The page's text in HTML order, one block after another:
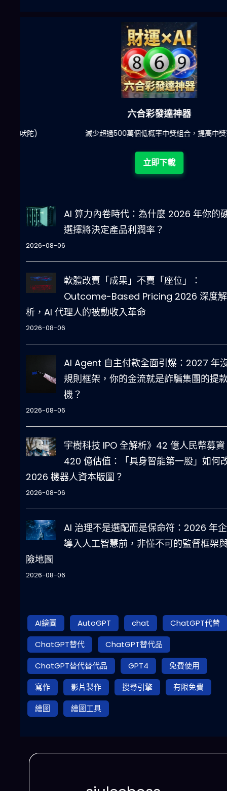
六合彩發達神器
減少超過500萬個低概率中獎組合，提高中獎率
立即下載
AI 算力內卷時代：為什麼 2026 年你的
選擇將決定產品利潤率？
2026-08-06
軟體改賣「成果」不賣「座位」：
Outcome-Based Pricing 2026 深度解
析，AI 代理人的被動收入革命
2026-08-06
AI Agent 自主付款全面引爆：2027 年
規則框架，你的金流就是詐騙集團的提
機？
2026-08-06
宇樹科技 IPO 全解析》42 億人民幣募
420 億估值：「具身智能第一股」如何
2026 機器人資本版圖？
2026-08-06
AI 治理不是選配而是保命符：2026 年
導入人工智慧前，非懂不可的監督框架
險地圖
2026-08-06
AI繪圖 AutoGPT chat
ChatGPT代替
ChatGPT替代
ChatGPT替代品
ChatGPT替代替代品
GPT4
免費使用
寫作
影片製作 搜尋引擎
有限免費
繪圖
繪圖工具